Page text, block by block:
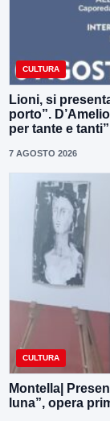
CULTURA
Lioni, si
porto”.
per tante e tanti”
7 AGOSTO 2026
CULTURA
Montella|
luna”, opera